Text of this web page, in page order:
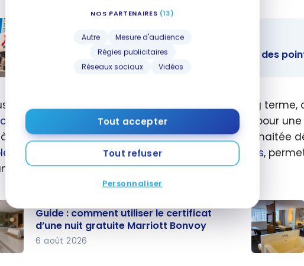
NOS PARTENAIRES (13)
Autre
Mesure d'audience
Régies publicitaires
Réseaux sociaux
Vidéos
Tout accepter
Tout refuser
Personnaliser
des
vers un
TUTORIELS
Marriott Bonvoy : Comment transférer des
ces cartes de crédit sont à conserver sur le long
de nuit gratuite. Ce certificat peut être utilisé pour
35 000 points Marriott Bonvoy. Si la chambre souhaitée
la différence en ajoutant jusqu’à 15 000 points,
50 000 points.
Guide : comment utiliser le certificat
d’une nuit gratuite Marriott Bonvoy
6 août 2026